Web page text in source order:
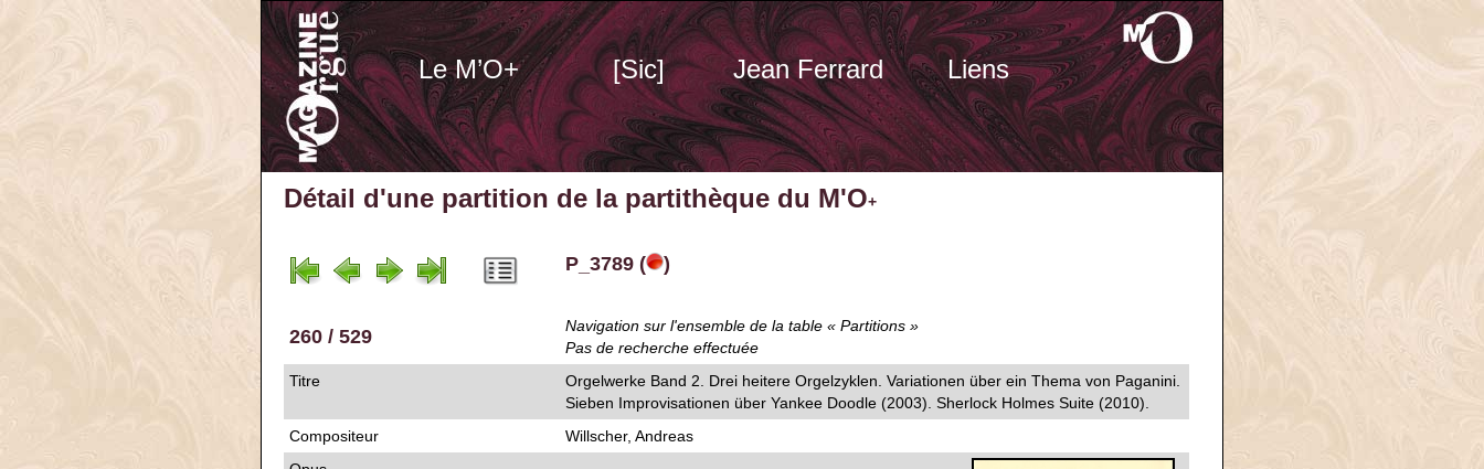
Le M’O+ [Sic] Jean Ferrard Liens
Détail d'une partition de la partithèque du M'O+
P_3789 ( )
260 / 529
Navigation sur l'ensemble de la table « Partitions »
Pas de recherche effectuée
Titre
Orgelwerke Band 2. Drei heitere Orgelzyklen. Variationen über ein Thema von Paganini.
Sieben Improvisationen über Yankee Doodle (2003). Sherlock Holmes Suite (2010).
Compositeur
Willscher, Andreas